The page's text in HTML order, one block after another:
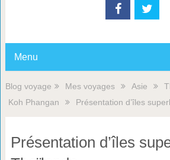
Menu
Blog voyage Mes voyages Asie
Koh Phangan
Présentation d’îles
Présentation d’îles